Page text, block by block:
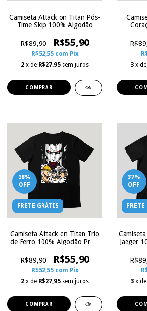
Camiseta Attack on Titan Pós-
Time Skip 100% Algodão
R$89,90
R$55,90
R$52,55 com Pix
2 x de R$27,95 sem juros
COMPRAR
3 x de
38%
OFF
FRETE GRÁTIS
Camiseta Attack on Titan Trio
de Ferro 100% Algodão Preta
R$89,90
R$55,90
R$52,55 com Pix
2 x de R$27,95 sem juros
37%
OFF
FRETE
Jaeger
3 x de